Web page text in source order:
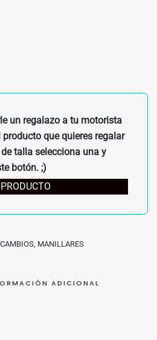
un regalazo a tu motorista
que quieres regalar
talla selecciona una y
botón. ;)
, MANILLARES
ADICIONAL